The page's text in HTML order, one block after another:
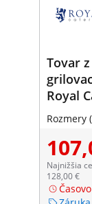
Tovar
Royal
Rozmery
Najnižšia
128,00 €